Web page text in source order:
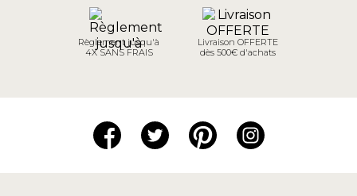
Règlement jusqu'à
4X SANS FRAIS
Livraison OFFERTE
dès 500€ d'achats